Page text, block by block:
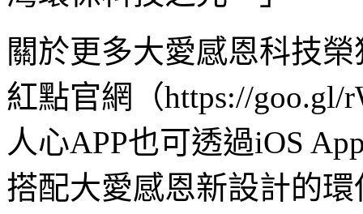
關於更多大愛感恩科技
紅點官網（https://
人心APP也可透過iOS
搭配大愛感恩新設計的